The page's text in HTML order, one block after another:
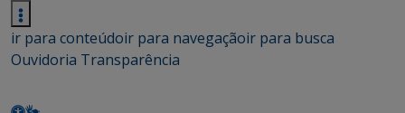
ir para conteúdoir para navegaçãoir para busca
Ouvidoria Transparência